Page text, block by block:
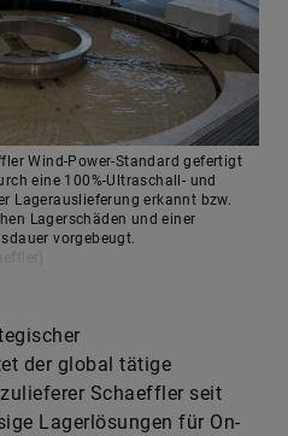
Wind-Power-Standard gefertigt
eine 100%-Ultraschall- und
Lagerauslieferung erkannt bzw.
Lagerschäden und einer
vorgebeugt.
der global tätige
Schaeffler seit
Lagerlösungen für On-